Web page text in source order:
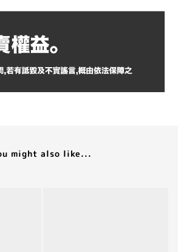
might also like...